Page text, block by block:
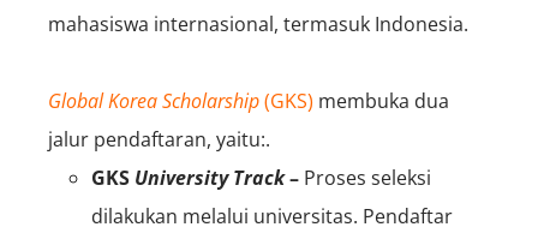
mahasiswa internasional, termasuk Indonesia.
Global Korea Scholarship(GKS) membuka dua
jalur pendaftaran, yaitu:.
GKS University Track– Proses seleksi
dilakukan melalui universitas. Pendaftar